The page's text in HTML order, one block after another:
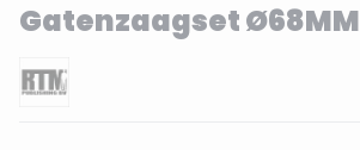
Gatenzaagset Ø68MM